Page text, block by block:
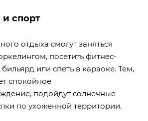
и спорт
отдыха смогут заняться
посетить фитнес-
бильярд или спеть в караоке. Тем,
спокойное
подойдут солнечные
по ухоженной территории.